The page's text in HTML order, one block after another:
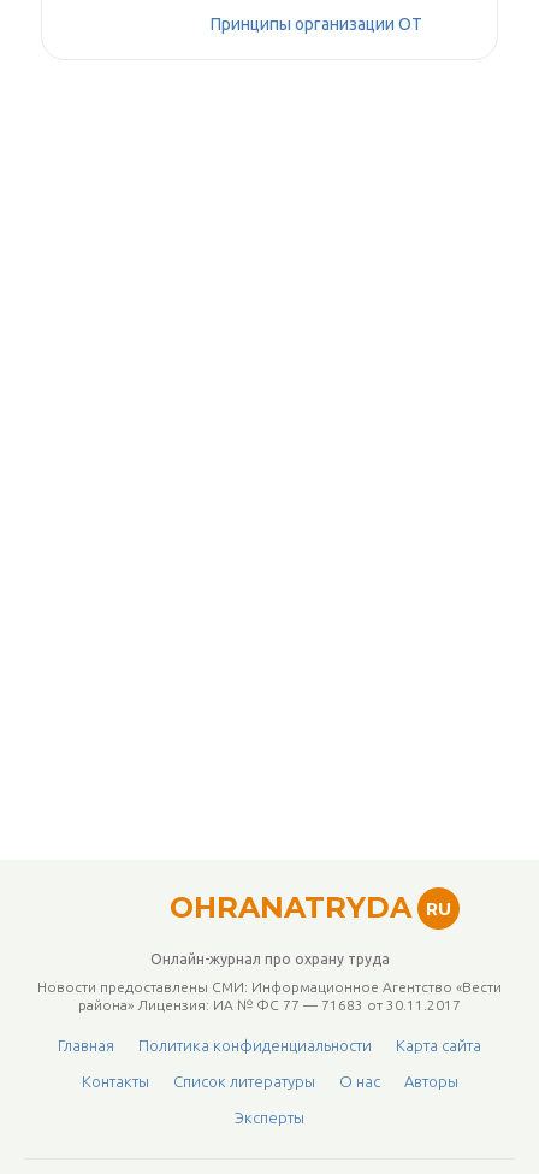
Принципы организации ОТ
OHRANATRYDA RU
Онлайн-журнал про охрану труда
Новости предоставлены СМИ: Информационное Агентство «Вести
района» Лицензия: ИА № ФС 77 — 71683 от 30.11.2017
Главная Политика конфиденциальности Карта сайта
Контакты Список литературы О нас Авторы
Эксперты